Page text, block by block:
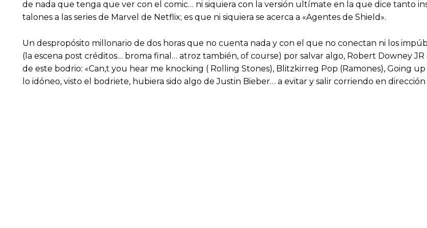
de nada que tenga que ver con el comic… ni siquiera con la versión ultímate en la que dice tanto
talones a las series de Marvel de Netflix; es que ni siquiera se acerca a «Agentes de Shield».
Un despropósito millonario de dos horas que no cuenta nada y con el que no conectan ni los
(la escena post créditos… broma final… atroz también, of course) por salvar algo, Robert Downey
de este bodrio: «Can,t you hear me knocking ( Rolling Stones), Blitzkirreg Pop (Ramones), Going
lo idóneo, visto el bodriete, hubiera sido algo de Justin Bieber… a evitar y salir corriendo en